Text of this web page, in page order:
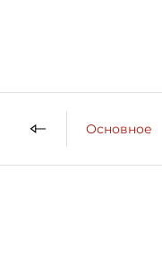
Основное